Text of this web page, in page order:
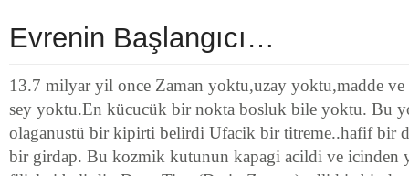
Evrenin Başlangıcı…
13.7 milyar yil once Zaman yoktu,uzay yoktu,madde
sey yoktu.En kücucük bir nokta bosluk bile yoktu. Bu
olaganustü bir kipirti belirdi Ufacik bir titreme..hafif bir
bir girdap. Bu kozmik kutunun kapagi acildi ve icinden